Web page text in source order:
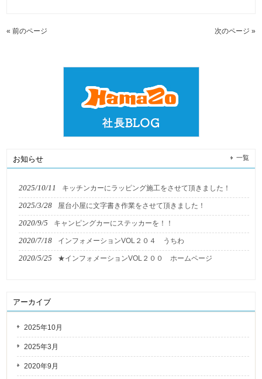
« 前のページ 次のページ »
お知らせ 一覧
2025/10/11 キッチンカーにラッピング施工をさせて頂きました！
2025/3/28 屋台小屋に文字書き作業をさせて頂きました！
2020/9/5 キャンピングカーにステッカーを！！
2020/7/18 インフォメーションVOL２０４ うちわ
2020/5/25 ★インフォメーションVOL２００ ホームページ
アーカイブ
2025年10月
2025年3月
2020年9月